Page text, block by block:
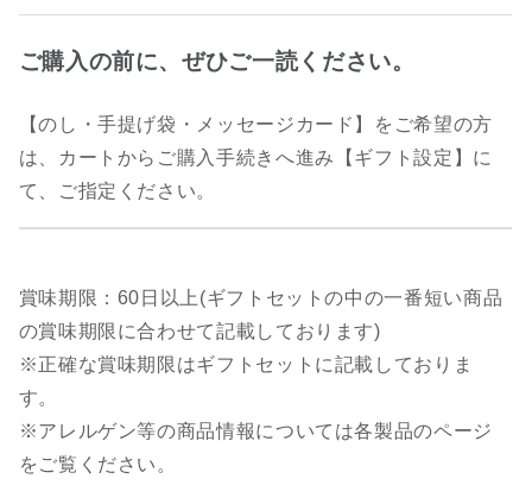
ご購入の前に、ぜひご一読ください。
【のし・手提げ袋・メッセージカード】をご希望の方
は、カートからご購入手続きへ進み【ギフト設定】に
て、ご指定ください。
賞味期限：60日以上(ギフトセットの中の一番短い商品
の賞味期限に合わせて記載しております)
※正確な賞味期限はギフトセットに記載しておりま
す。
※アレルゲン等の商品情報については各製品のページ
をご覧ください。